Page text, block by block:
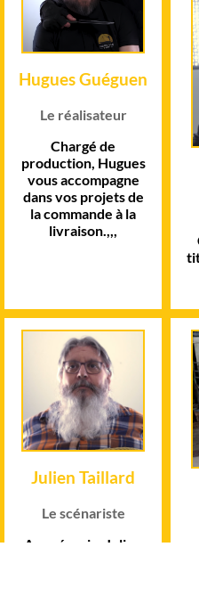
Hugues Guéguen
Le réalisateur
Chargé de
production, Hugues
vous accompagne
dans vos projets de
la commande à la
livraison.,,,
Julien Taillard
Le scénariste
Au scénario, Julien